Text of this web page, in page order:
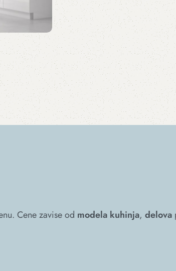
Cene zavise od modela kuhinja, delova